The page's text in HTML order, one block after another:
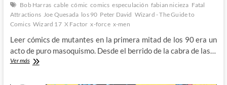
Bob Harras cable cómic comics especulación fabian nicieza Fatal
Attractions Joe Quesada los 90 Peter David Wizard - The Guide to
Comics Wizard 17 X Factor x-force x-men
Leer cómics de mutantes en la primera mitad de los 90 era un
acto de puro masoquismo. Desde el berrido de la cabra de las…
Ver másY